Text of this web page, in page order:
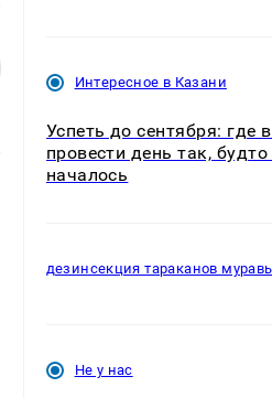
Интересное в Казани
Успеть до сентября: где
провести день так,
началось
дезинсекция тараканов
Не у нас